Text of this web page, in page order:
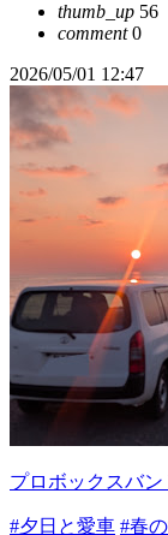
thumb_up 56
comment0
2026/05/01 12:47
プロボックスバン
#夕日と愛車 #春